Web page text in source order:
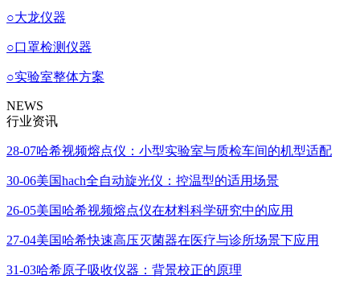
○大龙仪器
○ 口罩检测仪器
○实验室整体方案
NEWS
行业资讯
28-07哈希视频熔点仪：小型实验室与质检车间的机型适配
30-06美国hach全自动旋光仪：控温型的适用场景
26-05美国哈希视频熔点仪在材料科学研究中的应用
27-04美国哈希快速高压灭菌器在医疗与诊所场景下应用
31-03哈希原子吸收仪器：背景校正的原理